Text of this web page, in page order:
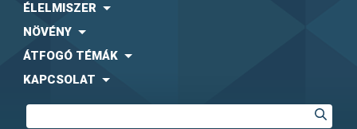
ÉLELMISZER
NÖVÉNY
ÁTFOGÓ TÉMÁK
KAPCSOLAT